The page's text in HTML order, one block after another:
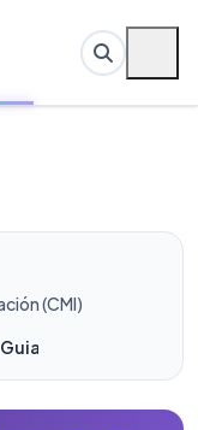
(CMI)